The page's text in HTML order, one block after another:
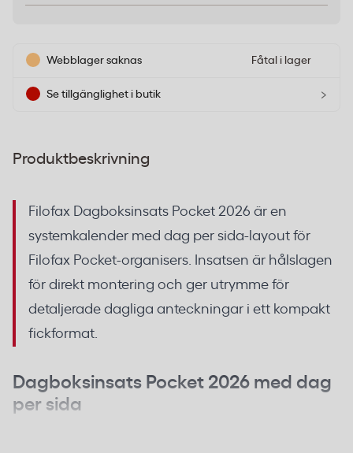
Webblager saknas Fåtal i lager
Se tillgänglighet i butik ›
Produktbeskrivning
Filofax Dagboksinsats Pocket 2026 är en
systemkalender med dag per sida-layout för
Filofax Pocket-organisers. Insatsen är hålslagen
för direkt montering och ger utrymme för
detaljerade dagliga anteckningar i ett kompakt
fickformat.
Dagboksinsats Pocket 2026 med dag
per sida